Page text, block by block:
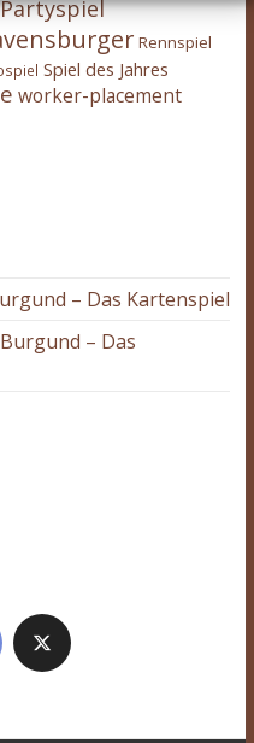
Partyspiel
Rennspiel
Spiel des Jahres
worker-placement
– Das Kartenspiel
– Das